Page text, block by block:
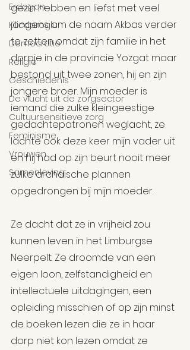
Erdogan
Kilicdaroglu
Democratie
Religie
Geschiedenis
De vlucht uit de zorgsector
Cultuursensitieve zorg
Feminisme
Vrouwen
Samenleving
gezin hebben en liefst met veel
jongens om de naam Akbas verder
te zetten omdat zijn familie in het
dorpje in de provincie Yozgat maar
bestond uit twee zonen, hij en zijn
jongere broer. Mijn moeder is
iemand die zulke kleingeestige
gedachtepatronen weglacht, ze
lachte ook deze keer mijn vader uit
en hij had op zijn beurt nooit meer
zulke archaïsche plannen
opgedrongen bij mijn moeder.
Ze dacht dat ze in vrijheid zou
kunnen leven in het Limburgse
Neerpelt. Ze droomde van een
eigen loon, zelfstandigheid en
intellectuele uitdagingen, een
opleiding misschien of op zijn minst
de boeken lezen die ze in haar
dorp niet kon lezen omdat ze